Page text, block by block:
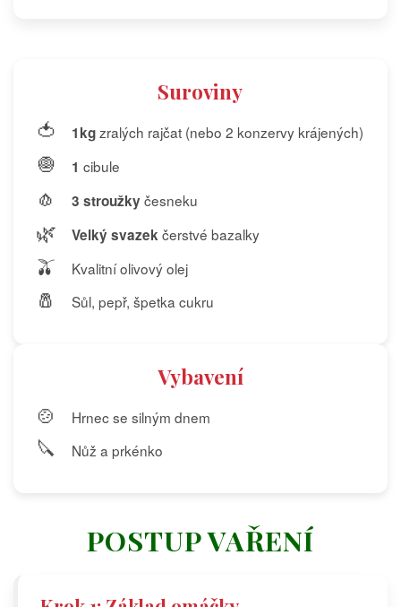
Suroviny
🍅 1kgzralých rajčat (nebo 2 konzervy krájených)
🧅 1 cibule
🧄 3 stroužky česneku
🌿 Velký svazekčerstvé bazalky
🫒 Kvalitní olivový olej
🧂 Sůl, pepř, špetka cukru
Vybavení
🍲 Hrnec se silným dnem
🔪 Nůž a prkénko
POSTUP VAŘENÍ